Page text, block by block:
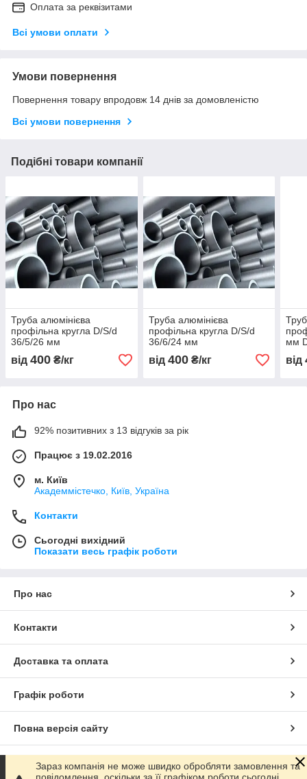
Оплата за реквізитами
Всі умови оплати
Умови повернення
Повернення товару впродовж 14 днів за домовленістю
Всі умови повернення
Подібні товари компанії
Труба алюмінієва
профільна кругла D/S/d
36/5/26 мм
від 400 ₴/кг
Труба алюмінієва
профільна кругла D/S/d
36/6/24 мм
від 400₴/кг
мм
від
Про нас
92% позитивних з 13 відгуків за рік
Працює з 19.02.2016
м. Київ
Академмістечко, Київ, Україна
Контакти
Сьогодні вихідний
Показати весь графік роботи
Про нас
Контакти
Доставка та оплата
Графік роботи
Повна версія сайту
Сайт створено на маркетплейсіProm.ua
Зараз компанія не може швидко обробляти замовлення та